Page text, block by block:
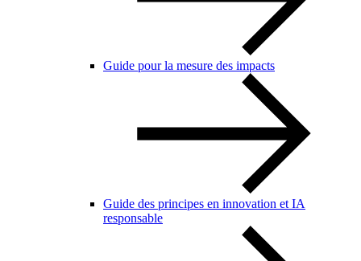
Guide pour la mesure des impacts
Guide des principes en innovation et IA
responsable